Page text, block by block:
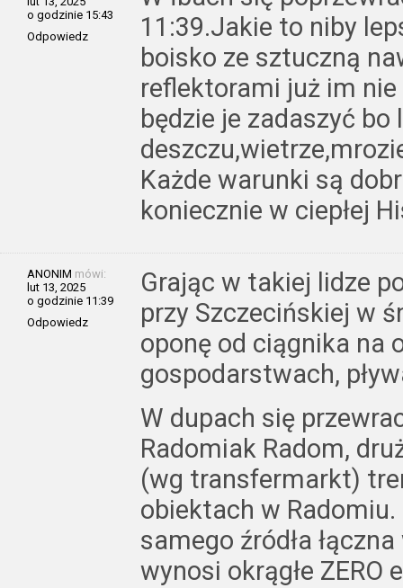
o godzinie 15:43
Odpowiedz
11:39.Jakie to niby
boisko ze sztuczną
reflektorami już im
będzie je zadaszyć
Każde warunki są
koniecznie w ciepłej
ANONIM mówi:
lut 13, 2025
o godzinie 11:39
Odpowiedz
Grając w takiej lidze
przy Szczecińskiej w
oponę od ciągnika na
gospodarstwach,
W dupach się
Radomiak Radom,
(wg transfermarkt)
obiektach w
samego źródła
wynosi okrągłe ZERO